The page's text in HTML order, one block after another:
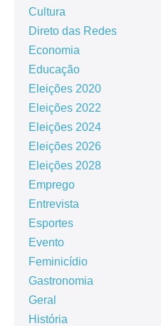
Cultura
Direto das Redes
Economia
Educação
Eleições 2020
Eleições 2022
Eleições 2024
Eleições 2026
Eleições 2028
Emprego
Entrevista
Esportes
Evento
Feminicídio
Gastronomia
Geral
História